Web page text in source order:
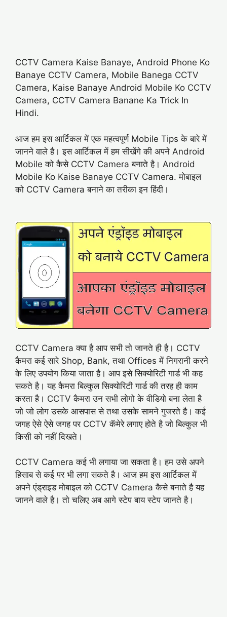
CCTV Camera Kaise Banaye, Android Phone Ko
Banaye CCTV Camera, Mobile Banega CCTV
Camera, Kaise Banaye Android Mobile Ko CCTV
Camera, CCTV Camera Banane Ka Trick In
Hindi.
आज हम इस आर्टिकल में एक महत्वपूर्ण Mobile Tips के बारे में
जानने वाले है। इस आर्टिकल में हम सीखेंगे की अपने Android
Mobile को कैसे CCTV Camera बनाते है। Android
Mobile Ko Kaise Banaye CCTV Camera. मोबाइल
को CCTV Camera बनाने का तरीका इन हिंदी।
CCTV Camera क्या है आप सभी तो जानते ही है। CCTV
कैमरा कई सारे Shop, Bank, तथा Offices में निगरानी करने
के लिए उपयोग किया जाता है। आप इसे सिक्योरिटी गार्ड भी कह
सकते है। यह कैमरा बिल्कुल सिक्योरिटी गार्ड की तरह ही काम
करता है। CCTV कैमरा उन सभी लोगो के वीडियो बना लेता है
जो जो लोग उसके आसपास से तथा उसके सामने गुजरते है। कई
जगह ऐसे ऐसे जगह पर CCTV कॅमेरे लगाए होते है जो बिल्कुल भी
किसी को नहीं दिखते।
CCTV Camera कई भी लगाया जा सकता है। हम उसे अपने
हिसाब से कई पर भी लगा सकते है। आज हम इस आर्टिकल में
अपने एंड्राइड मोबाइल को CCTV Camera कैसे बनाते है यह
जानने वाले है। तो चलिए अब आगे स्टेप बाय स्टेप जानते है।